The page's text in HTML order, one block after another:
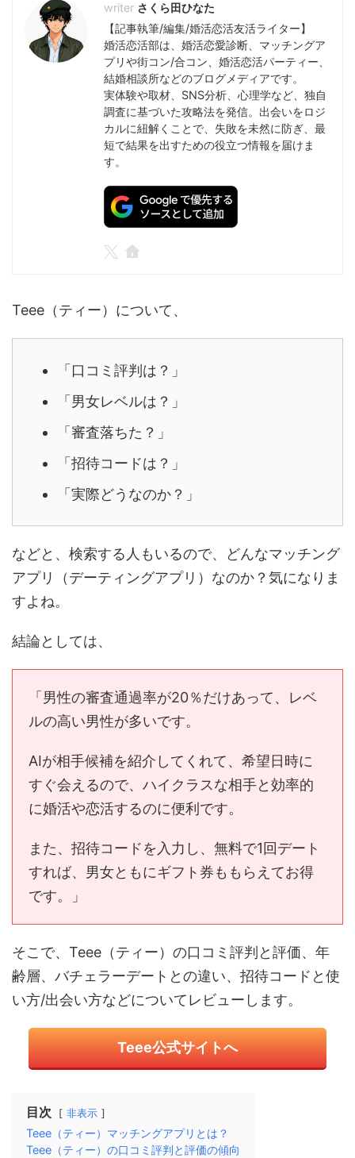
さくら田ひなた
【記事執筆/編集/婚活恋活友活ライター】
婚活恋活部は、婚活恋愛診断、マッチングア
プリや街コン/合コン、婚活恋活パーティー、
結婚相談所などのブログメディアです。
実体験や取材、SNS分析、心理学など、独自
調査に基づいた攻略法を発信。出会いをロジ
カルに紐解くことで、失敗を未然に防ぎ、最
短で結果を出すための役立つ情報を届けま
す。
Teee（ティー）について、
「口コミ評判は？」
「男女レベルは？」
「審査落ちた？」
「招待コードは？」
「実際どうなのか？」
などと、検索する人もいるので、どんなマッチング
アプリ（デーティングアプリ）なのか？気になりま
すよね。
結論としては、
「男性の審査通過率が20％だけあって、レベ
ルの高い男性が多いです。
AIが相手候補を紹介してくれて、希望日時に
すぐ会えるので、ハイクラスな相手と効率的
に婚活や恋活するのに便利です。
また、招待コードを入力し、無料で1回デート
すれば、男女ともにギフト券ももらえてお得
です。」
そこで、Teee（ティー）の口コミ評判と評価、年
齢層、バチェラーデートとの違い、招待コードと使
い方/出会い方などについてレビューします。
Teee公式サイトへ
目次 非表示
Teee（ティー）マッチングアプリとは？
Teee（ティー）の口コミ評判と評価の傾向